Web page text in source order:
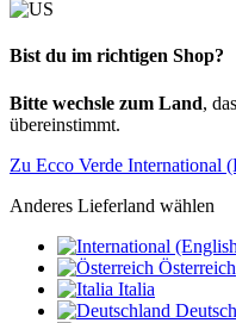
Bist du im richtigen Shop?
Bitte wechsle zum Land,
übereinstimmt.
Zu Ecco Verde International
Anderes Lieferland wählen
Österreich
Italia